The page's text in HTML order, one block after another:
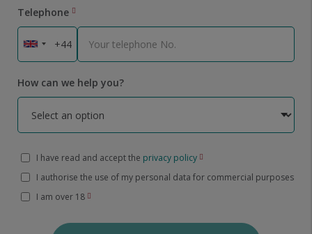
Telephone
How can we help you?
I have read and accept the privacy policy
I authorise the use of my personal data for commercial purposes
I am over 18